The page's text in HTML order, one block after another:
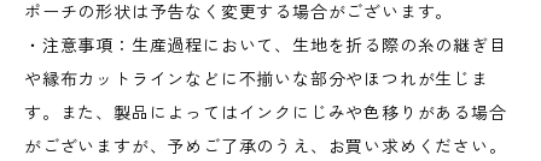
ポーチの形状は予告なく変更する場合がございます。
・注意事項：生産過程において、生地を折る際の糸の継ぎ目
や縁布カットラインなどに不揃いな部分やほつれが生じま
す。また、製品によってはインクにじみや色移りがある場合
がございますが、予めご了承のうえ、お買い求めください。